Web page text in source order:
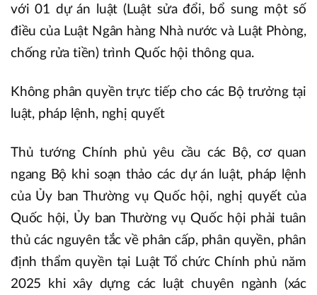
với 01 dự án luật (Luật sửa đổi, bổ sung một số
điều của Luật Ngân hàng Nhà nước và Luật Phòng,
chống rửa tiền) trình Quốc hội thông qua.
Không phân quyền trực tiếp cho các Bộ trưởng tại
luật, pháp lệnh, nghị quyết
Thủ tướng Chính phủ yêu cầu các Bộ, cơ quan
ngang Bộ khi soạn thảo các dự án luật, pháp lệnh
của Ủy ban Thường vụ Quốc hội, nghị quyết của
Quốc hội, Ủy ban Thường vụ Quốc hội phải tuân
thủ các nguyên tắc về phân cấp, phân quyền, phân
định thẩm quyền tại Luật Tổ chức Chính phủ năm
2025 khi xây dựng các luật chuyên ngành (xác